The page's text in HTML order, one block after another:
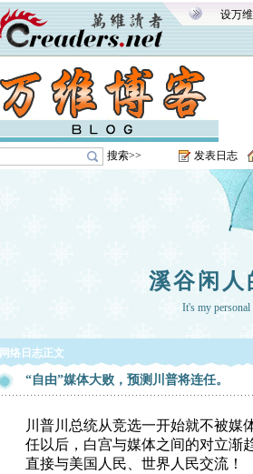
设万
搜索>> 发表日志
溪谷闲人
It's my personal
网络日志正文
“自由”媒体大败，预测川普将连任。
川普川总统从竞选一开始就不被媒
任以后，白宫与媒体之间的对立渐
直接与美国人民、世界人民交流！